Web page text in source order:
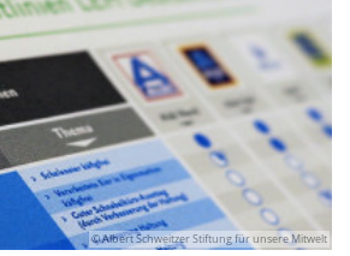
© Albert Schweitzer Stiftung für unsere Mitwelt